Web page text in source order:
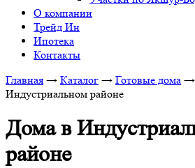
О компании
Трейд Ин
Ипотека
Контакты
Главная → Каталог → Готовые дома →
Индустриальном районе
Дома в
районе